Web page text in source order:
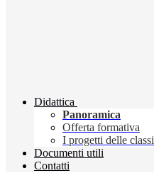
Didattica
Panoramica
Offerta formativa
I progetti delle classi
Documenti utili
Contatti